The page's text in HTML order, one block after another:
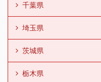
千葉県
埼玉県
茨城県
栃木県